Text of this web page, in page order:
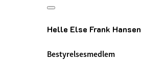
Helle Else Frank Hansen
Bestyrelsesmedlem